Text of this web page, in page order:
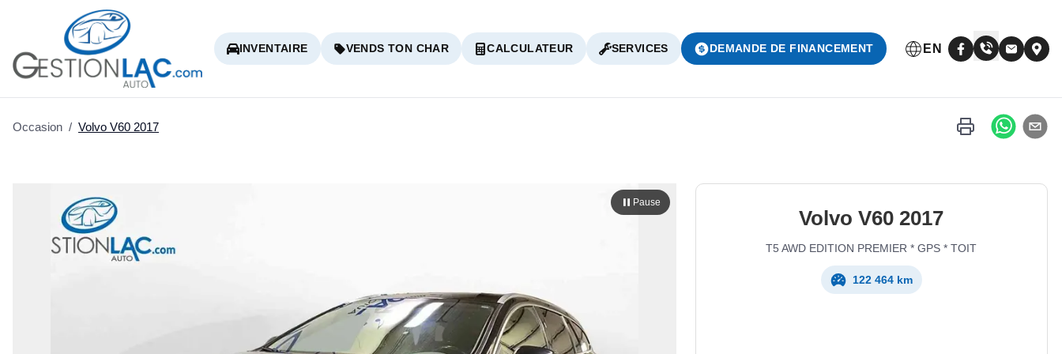
INVENTAIRE VENDS TON CHAR CALCULATEUR SERVICES DEMANDE DE FINANCEMENT EN
Occasion / Volvo V60 2017
Pause
Volvo V60 2017
T5 AWD EDITION PREMIER * GPS * TOIT
122 464 km